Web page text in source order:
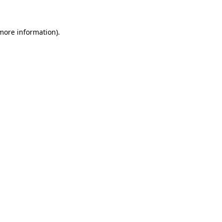
information).